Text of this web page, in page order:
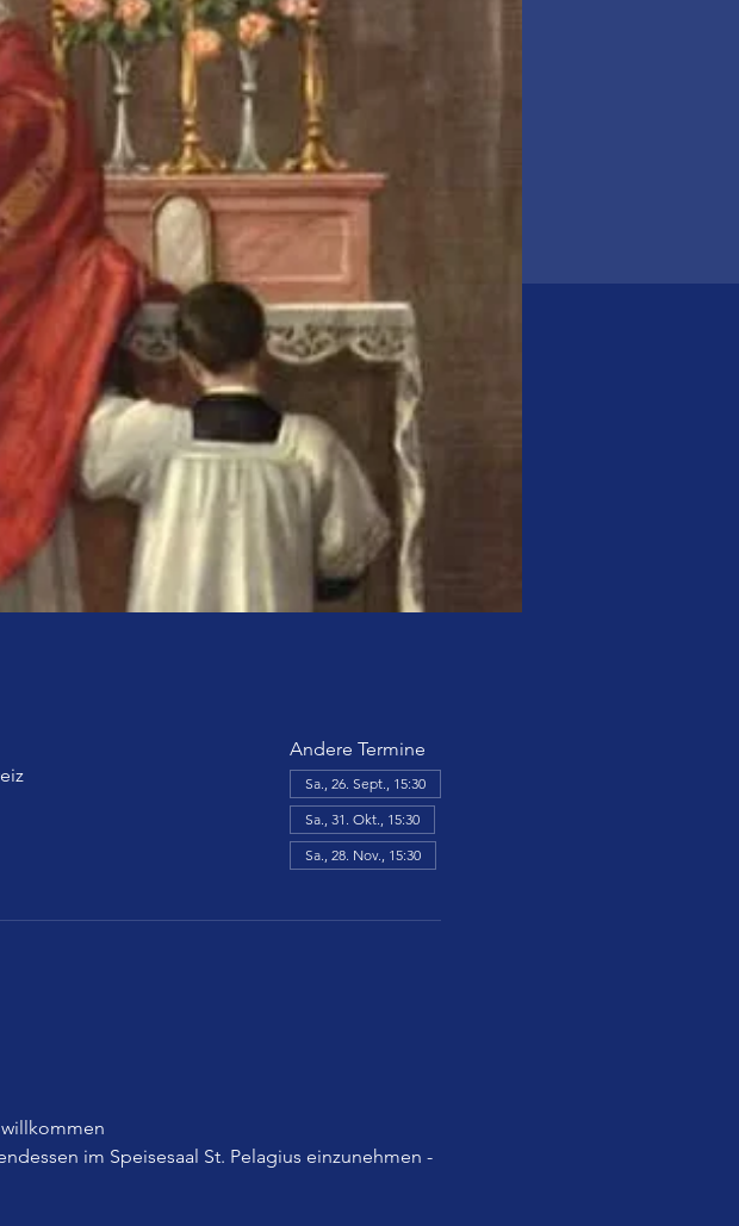
Andere Termine
Sa., 26. Sept., 15:30
Sa., 31. Okt., 15:30
Sa., 28. Nov., 15:30
im Speisesaal St. Pelagius einzunehmen -